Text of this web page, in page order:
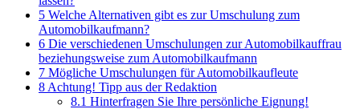
5 Welche Alternativen gibt es zur Umschulung zum
Automobilkaufmann?
6 Die verschiedenen Umschulungen zur Automobilkauffrau
beziehungsweise zum Automobilkaufmann
7 Mögliche Umschulungen für Automobilkaufleute
8 Achtung! Tipp aus der Redaktion
8.1 Hinterfragen Sie Ihre persönliche Eignung!